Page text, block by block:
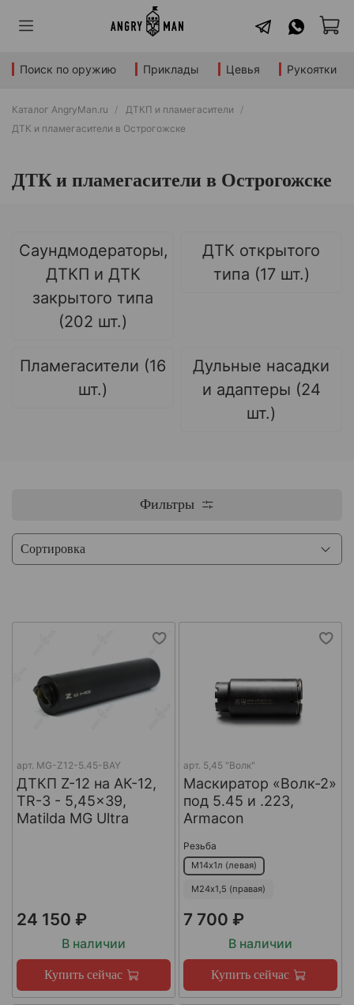
Поиск по оружию Приклады Цевья Рукоятки
Каталог AngryMan.ru
ДТКП и пламегасители
ДТК и пламегасители в Острогожске
ДТК и пламегасители в Острогожске
Саундмодераторы,
ДТКП и ДТК
закрытого типа
(202 шт.)
ДТК открытого
типа (17 шт.)
Пламегасители (16
шт.)
Дульные насадки
и адаптеры (24
шт.)
Фильтры
арт. MG-Z12-5.45-BAY
ДТКП Z-12 на АК-12,
TR-3 - 5,45x39,
Matilda MG Ultra
24 150 ₽
В наличии
Купить сейчас
арт. 5,45 "Волк"
Маскиратор «Волк-2»
под 5.45 и .223,
Armacon
Резьба
М14х1л (левая)
М24х1,5 (правая)
7 700 ₽
В наличии
Купить сейчас